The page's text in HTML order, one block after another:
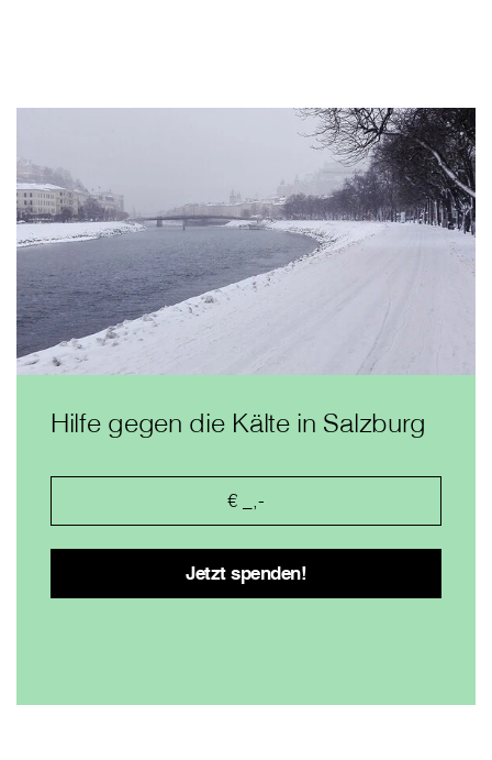
Hilfe gegen die Kälte in Salzburg